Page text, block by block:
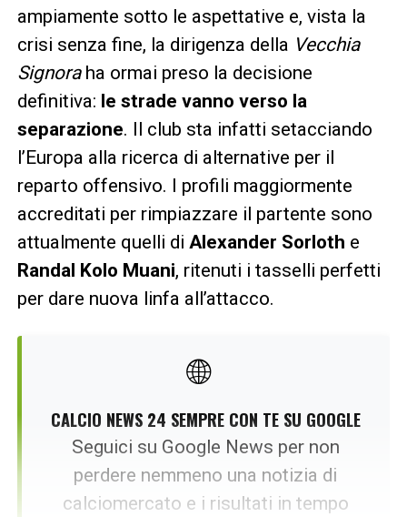
ampiamente sotto le aspettative e, vista la
crisi senza fine, la dirigenza della Vecchia
Signoraha ormai preso la decisione
definitiva: le strade vanno verso la
separazione. Il club sta infatti setacciando
l’Europa alla ricerca di alternative per il
reparto offensivo. I profili maggiormente
accreditati per rimpiazzare il partente sono
attualmente quelli di Alexander Sorloth e
Randal Kolo Muani, ritenuti i tasselli perfetti
per dare nuova linfa all’attacco.
🌐
CALCIO NEWS 24 SEMPRE CON TE SU GOOGLE
Seguici su Google News per non
perdere nemmeno una notizia di
calciomercato e i risultati in tempo